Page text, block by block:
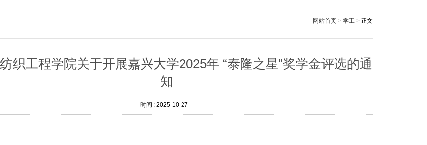
网站首页 > 学工 >正文
织工程学院关于开展嘉兴大学2025年 “泰隆之星”奖学金评选的通
知
时间 : 2025-10-27